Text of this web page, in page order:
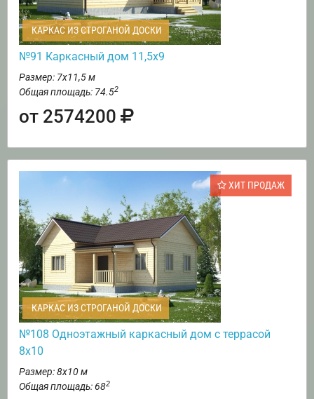
КАРКАС ИЗ СТРОГАНОЙ ДОСКИ
№91 Каркасный дом 11,5х9
Размер: 7х11,5 м
Общая площадь: 74.52
от 2574200
ХИТ ПРОДАЖ
КАРКАС ИЗ СТРОГАНОЙ ДОСКИ
№108 Одноэтажный каркасный дом с террасой
8х10
Размер: 8х10 м
Общая площадь: 682